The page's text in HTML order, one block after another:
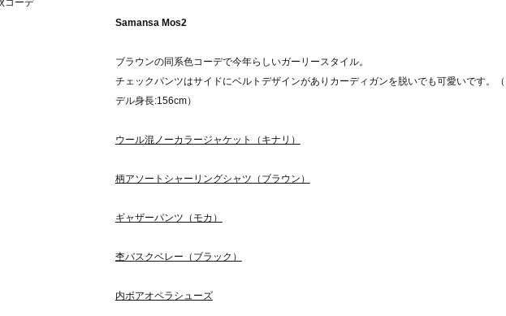
Samansa Mos2
ブラウンの同系色コーデで今年らしいガーリースタイル。
チェックパンツはサイドにベルトデザインがありカーディガンを脱いでも可愛いです。
デル身長:156cm）
ウール混ノーカラージャケット（キナリ）
柄アソートシャーリングシャツ（ブラウン）
ギャザーパンツ（モカ）
杢バスクベレー（ブラック）
内ボアオペラシューズ